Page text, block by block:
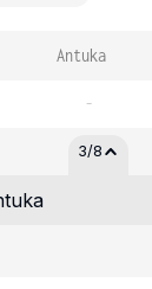
Antuka
-
3/8